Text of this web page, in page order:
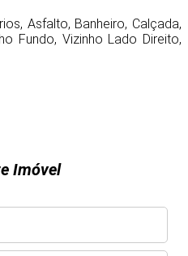
Asfalto, Banheiro, Calçada,
Fundo, Vizinho Lado Direito,
Imóvel